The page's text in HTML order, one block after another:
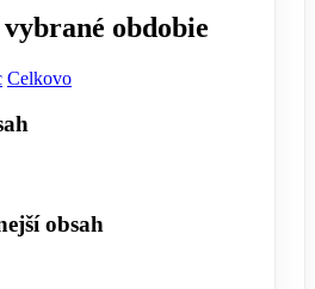
obdobie
Celkovo
obsah